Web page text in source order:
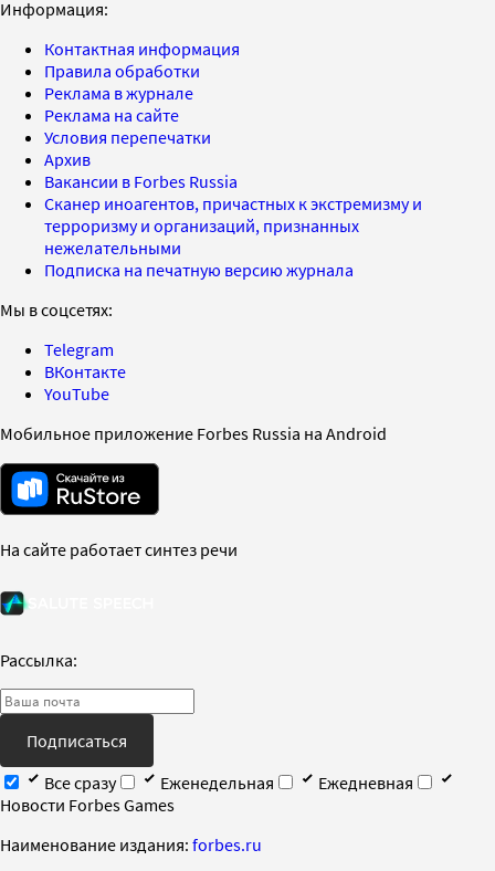
Информация:
Контактная информация
Правила обработки
Реклама в журнале
Реклама на сайте
Условия перепечатки
Архив
Вакансии в Forbes Russia
Сканер иноагентов, причастных к экстремизму и
терроризму и организаций, признанных
нежелательными
Подписка на печатную версию журнала
Мы в соцсетях:
Telegram
ВКонтакте
YouTube
Мобильное приложение Forbes Russia на Android
На сайте работает синтез речи
Рассылка:
Подписаться
Все сразу
Еженедельная
Ежедневная
Новости Forbes Games
Наименование издания: forbes.ru